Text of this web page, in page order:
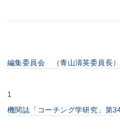
編集委員会 （青山清英委員長）
1
機関誌「コーチング学研究」第